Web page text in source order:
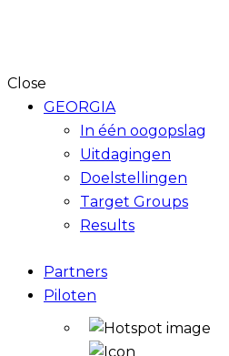
Close
GEORGIA
In één oogopslag
Uitdagingen
Doelstellingen
Target Groups
Results
Partners
Piloten